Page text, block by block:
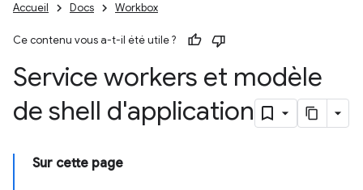
Accueil Docs Workbox
Ce contenu vous a-t-il été utile ?
Service workers et modèle
de shell d'application
Sur cette page